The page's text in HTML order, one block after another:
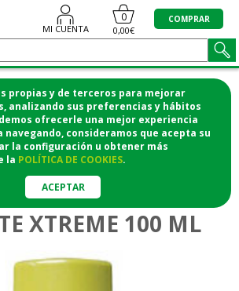
propias y de terceros para mejorar
analizando sus preferencias y hábitos
ofrecerle una mejor experiencia
navegando, consideramos que acepta su
la configuración u obtener más
la POLÍTICA DE COOKIES.
ACEPTAR
MI CUENTA
0
0,00€
COMPRAR
DESDE CASA Y RECOGE
EN LA FARMACIA!
te lo mandamos a casa
Cuidado corporal >
XTREME 100 ML